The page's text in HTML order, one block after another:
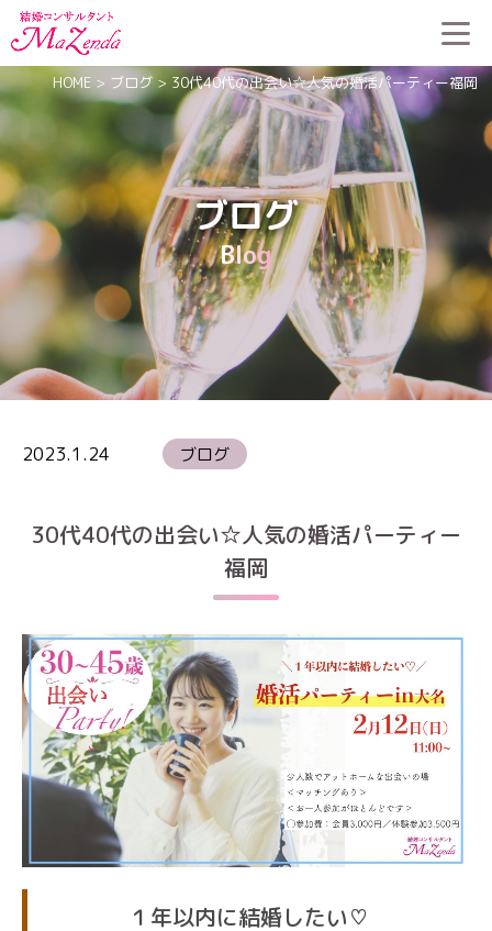
ブログ
Blog
HOME > ブログ > 30代40代の出会い☆人気の婚活パーティー福岡
2023.1.24 ブログ
30代40代の出会い☆人気の婚活パーティー
福岡
１年以内に結婚したい♡